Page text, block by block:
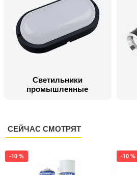
Светильники
промышленные
СЕЙЧАС СМОТРЯТ
-10 % -10 %